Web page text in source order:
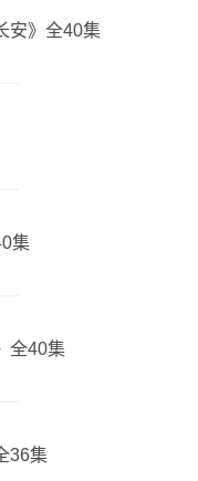
安》全40集
集
全40集
36集